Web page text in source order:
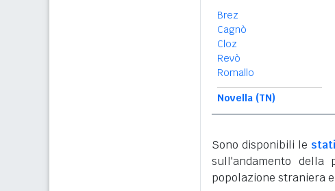
Brez
Cagnò
Cloz
Revò
Romallo
Novella (TN)
Sono disponibili le
sull'andamento della
popolazione straniera